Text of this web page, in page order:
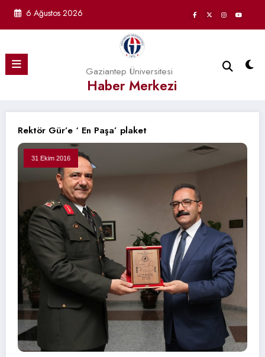
6 Ağustos 2026
Gaziantep Üniversitesi
Haber Merkezi
Rektör Gür’e ‘ En Paşa’ plaket
31 Ekim 2016